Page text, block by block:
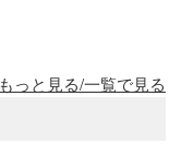
もっと見る/一覧で見る